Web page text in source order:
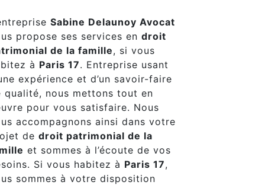
Sabine Delaunoy Avocat
propose ses services en droit
de la famille, si vous
à Paris 17. Entreprise usant
expérience et d’un savoir-faire
qualité, nous mettons tout en
pour vous satisfaire. Nous
accompagnons ainsi dans votre
de droit patrimonial de la
et sommes à l’écoute de vos
Si vous habitez à Paris 17,
sommes à votre disposition